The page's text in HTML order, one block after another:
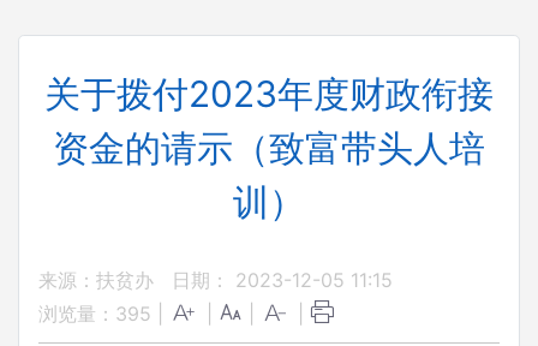
关于拨付2023年度财政衔接
资金的请示（致富带头人培
训）
来源：扶贫办
日期： 2023-12-05 11:15
浏览量： 395